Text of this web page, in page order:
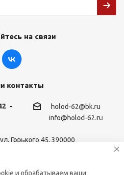
на связи
контакты
holod-62@bk.ru
info@holod-62.ru
Горького 45, 390000
и обрабатываем ваши